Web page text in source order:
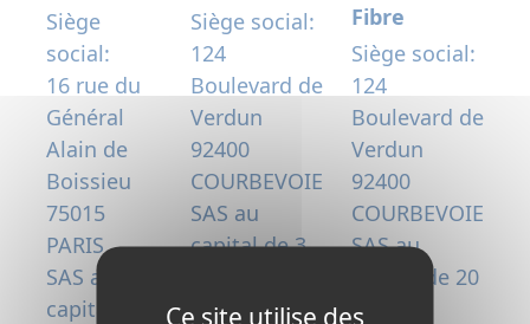
Siège
social:
16 rue du
Général
Alain de
Boissieu
75015
PARIS
SAS au
capital de
Siège social:
124
Boulevard de
Verdun
92400
COURBEVOIE
SAS au
capital de 3
€uros
Fibre
Siège social:
124
Boulevard de
Verdun
92400
COURBEVOIE
SAS au
capital de 20
000 000
Ce site utilise des